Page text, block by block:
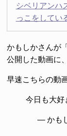
シベリアン
っこをしてい
かもしかさんが
公開した動画に
早速こちらの動
今日も大好
— かも